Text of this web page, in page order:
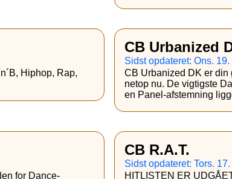
Hiphop, Rap,
CB Urbanized
Sidst opdateret: Ons.
CB Urbanized DK er din
netop nu. De vigtigste
en Panel-afstemning
for Dance-
CB R.A.T.
Sidst opdateret: Tors.
HITLISTEN ER